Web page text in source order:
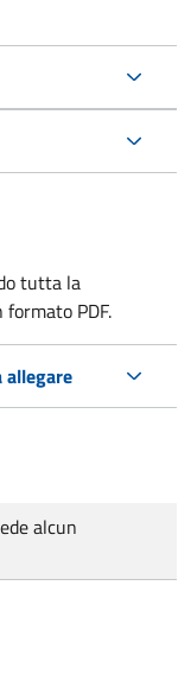
tutta la
PDF.
allegare
alcun